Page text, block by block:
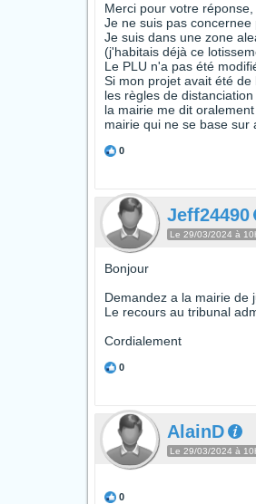
Merci pour votre
Je ne suis pas
Je suis dans une zone
(j'habitais déjà ce
Le PLU n'a pas été
Si mon projet avait été
les règles de
la mairie me dit
mairie qui ne se base sur
0
Jeff24490
Le 29/03/2024 à
Bonjour
Demandez a la mairie de
Le recours au tribunal
Cordialement
0
AlainD
Le 29/03/2024 à
0